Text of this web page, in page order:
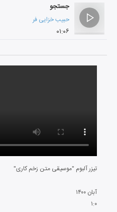
جستجو
حبیب خزایی فر
۰۱:۰۶
تیزر آلبوم "موسیقی متن زخم کاری"
آبان ۱۴۰۰
۱:۰